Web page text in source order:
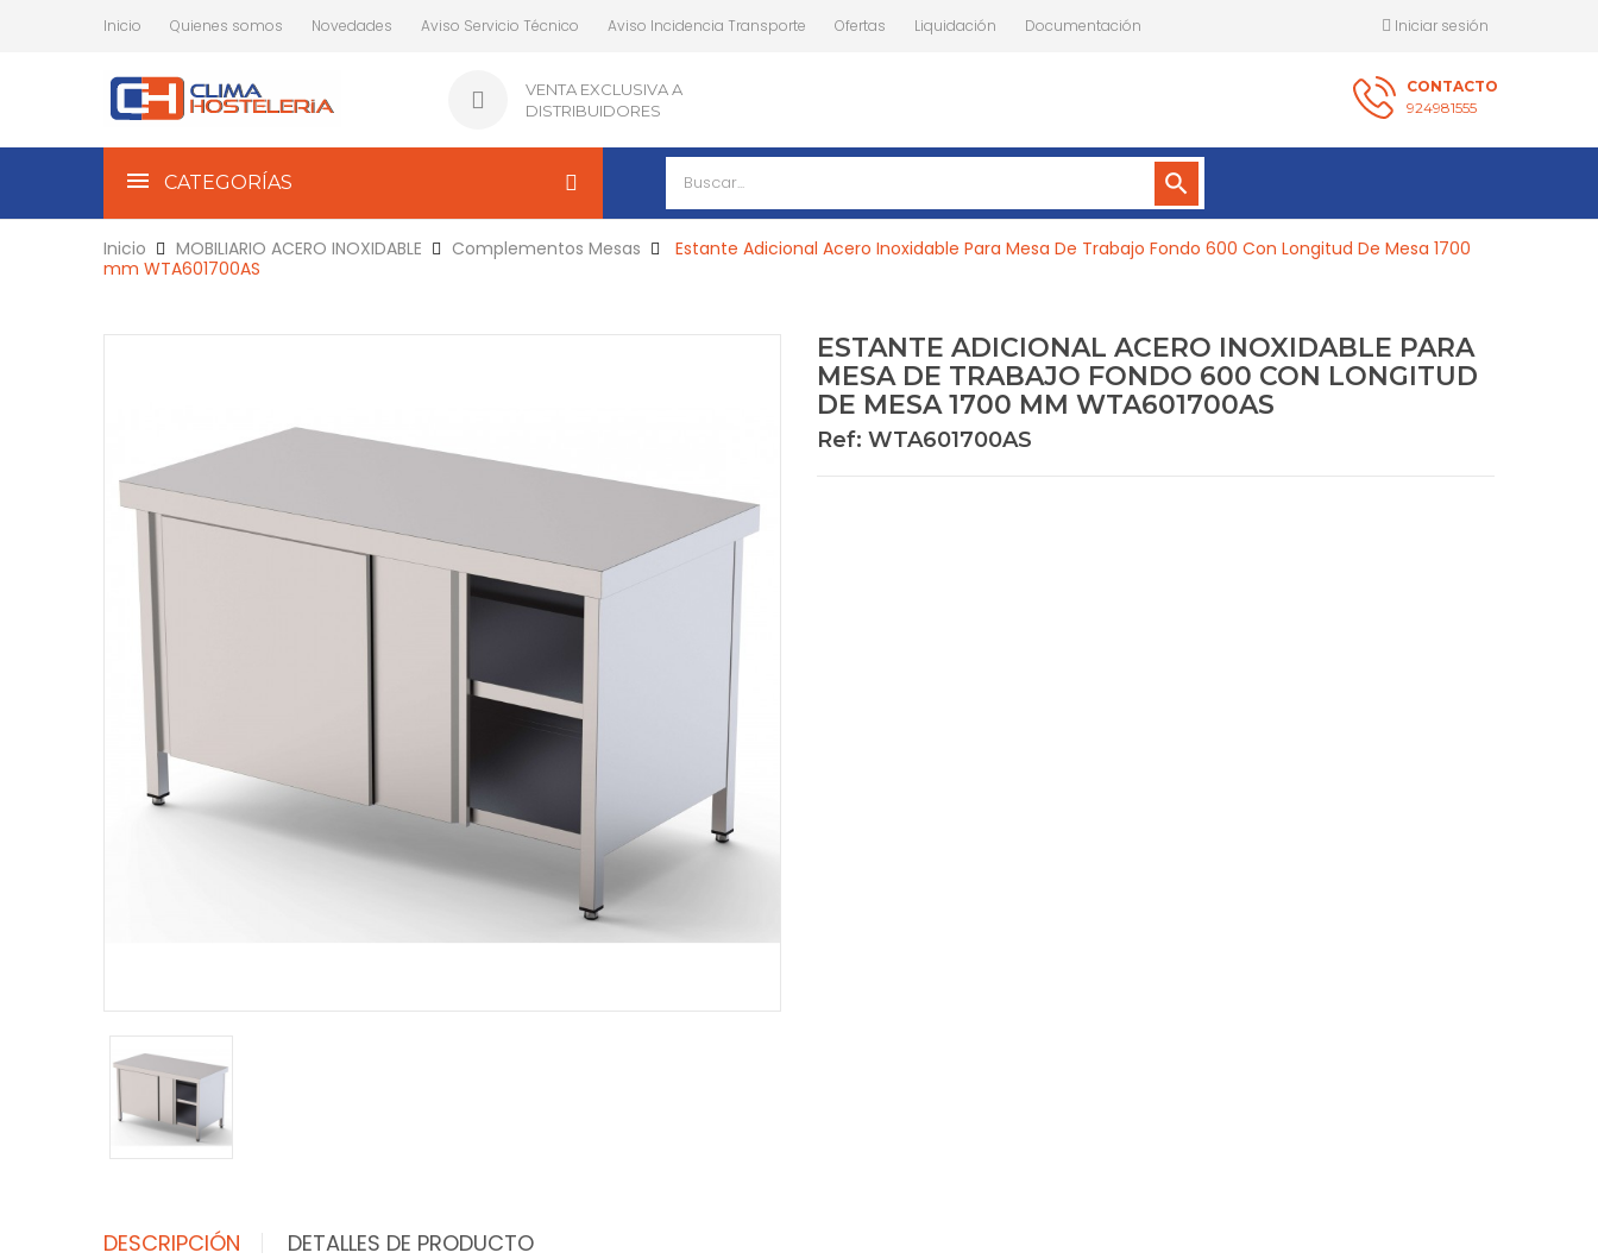
Inicio Quienes somos Novedades Aviso Servicio Técnico Aviso Incidencia Transporte Ofertas Liquidación Documentación Iniciar sesión
VENTA EXCLUSIVA A
DISTRIBUIDORES
CONTACTO
924981555
CATEGORÍAS search
Inicio MOBILIARIO ACERO INOXIDABLE Complementos Mesas
Estante Adicional Acero Inoxidable Para Mesa De Trabajo Fondo 600 Con Longitud De Mesa 1700
mm WTA601700AS
ESTANTE ADICIONAL ACERO INOXIDABLE PARA
MESA DE TRABAJO FONDO 600 CON LONGITUD
DE MESA 1700 MM WTA601700AS
Ref: WTA601700AS
DESCRIPCIÓN DETALLES DE PRODUCTO